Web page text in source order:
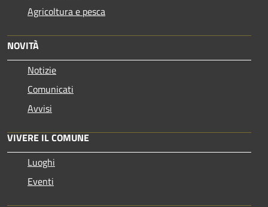
Agricoltura e pesca
NOVITÀ
Notizie
Comunicati
Avvisi
VIVERE IL COMUNE
Luoghi
Eventi